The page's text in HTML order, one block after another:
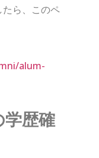
ら、このペ
alum-
歴確